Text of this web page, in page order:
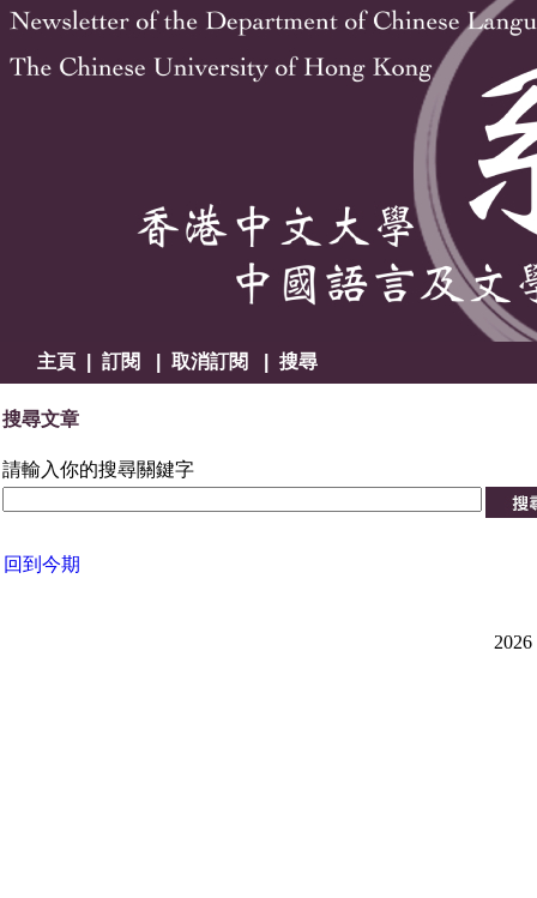
主頁 訂閱 取消訂閱 搜尋
搜尋文章
請輸入你的搜尋關鍵字
回到今期